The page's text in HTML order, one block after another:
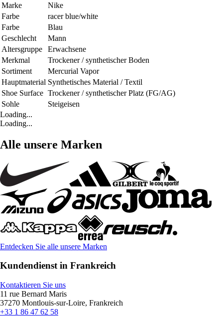
Marke
Nike
Farbe
racer blue/white
Farbe
Blau
Geschlecht
Mann
Altersgruppe
Erwachsene
Merkmal
Trockener / synthetischer Boden
Sortiment
Mercurial Vapor
Hauptmaterial Synthetisches Material / Textil
Shoe Surface Trockener / synthetischer Platz (FG/AG)
Sohle
Steigeisen
Loading...
Loading...
Alle unsere Marken
Entdecken Sie alle unsere Marken
Kundendienst in Frankreich
Kontaktieren Sie uns
11 rue Bernard Maris
37270 Montlouis-sur-Loire, Frankreich
+33 1 86 47 62 58